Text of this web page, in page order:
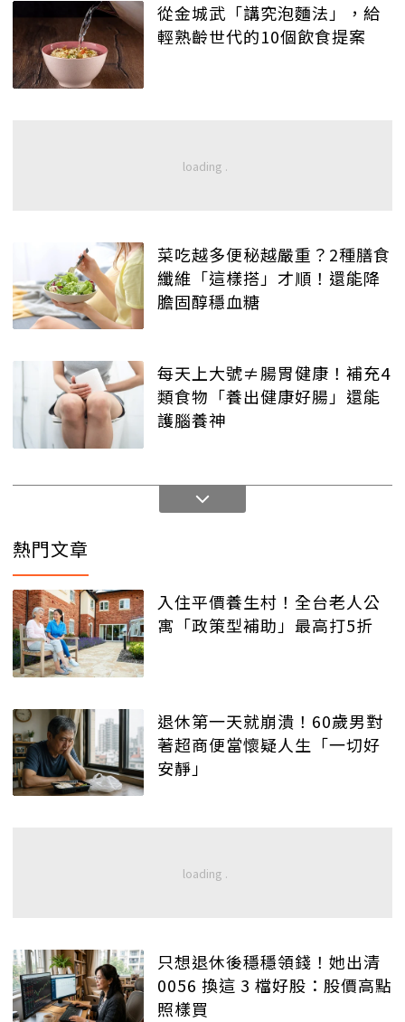
從金城武「講究泡麵法」，給
輕熟齡世代的10個飲食提案
菜吃越多便秘越嚴重？2種膳食
纖維「這樣搭」才順！還能降
膽固醇穩血糖
每天上大號≠腸胃健康！補充4
類食物「養出健康好腸」還能
護腦養神
熱門文章
入住平價養生村！全台老人公
寓「政策型補助」最高打5折
退休第一天就崩潰！60歲男對
著超商便當懷疑人生「一切好
安靜」
只想退休後穩穩領錢！她出清
0056 換這 3 檔好股：股價高點
照樣買